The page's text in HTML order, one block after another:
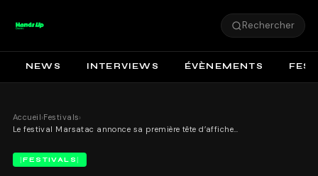
Rechercher
NEWS INTERVIEWS ÉVÈNEMENTS
Accueil›Festivals›
Le festival Marsatac annonce sa première tête d’affiche pour 2026 !
FESTIVALS